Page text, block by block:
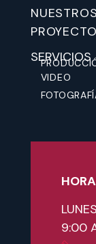
NUESTROS
SERVICIOS
VIDEO
9:00